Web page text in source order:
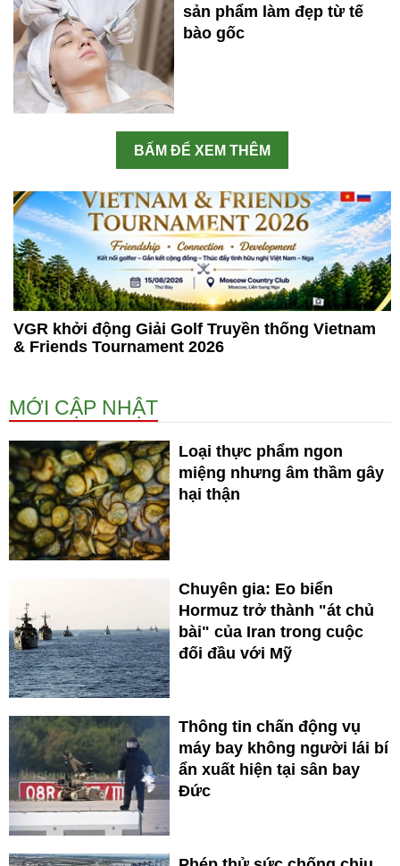
sản phẩm làm đẹp từ tế
bào gốc
BẤM ĐỂ XEM THÊM
VGR khởi động Giải Golf Truyền thống Vietnam
& Friends Tournament 2026
MỚI CẬP NHẬT
Loại thực phẩm ngon
miệng nhưng âm thầm gây
hại thận
Chuyên gia: Eo biển
Hormuz trở thành "át chủ
bài" của Iran trong cuộc
đối đầu với Mỹ
Thông tin chấn động vụ
máy bay không người lái bí
ẩn xuất hiện tại sân bay
Đức